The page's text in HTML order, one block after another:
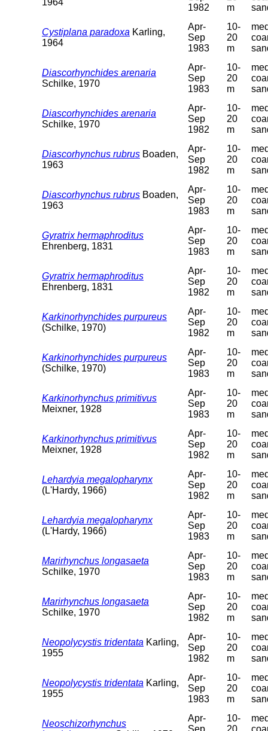
1964
1982
m
Cystiplana paradoxa Karling,
1964
Apr-
Sep
1983
10-
20
m
Diascorhynchides arenaria
Schilke, 1970
Apr-
Sep
1983
10-
20
m
Diascorhynchides arenaria
Schilke, 1970
Apr-
Sep
1982
10-
20
m
Diascorhynchus rubrus Boaden,
1963
Apr-
Sep
1982
10-
20
m
Diascorhynchus rubrus Boaden,
1963
Apr-
Sep
1983
10-
20
m
Gyratrix hermaphroditus
Ehrenberg, 1831
Apr-
Sep
1983
10-
20
m
Gyratrix hermaphroditus
Ehrenberg, 1831
Apr-
Sep
1982
10-
20
m
Karkinorhynchides purpureus
(Schilke, 1970)
Apr-
Sep
1982
10-
20
m
Karkinorhynchides purpureus
(Schilke, 1970)
Apr-
Sep
1983
10-
20
m
Karkinorhynchus primitivus
Meixner, 1928
Apr-
Sep
1983
10-
20
m
Karkinorhynchus primitivus
Meixner, 1928
Apr-
Sep
1982
10-
20
m
Lehardyia megalopharynx
(L'Hardy, 1966)
Apr-
Sep
1982
10-
20
m
Lehardyia megalopharynx
(L'Hardy, 1966)
Apr-
Sep
1983
10-
20
m
Marirhynchus longasaeta
Schilke, 1970
Apr-
Sep
1983
10-
20
m
Marirhynchus longasaeta
Schilke, 1970
Apr-
Sep
1982
10-
20
m
Neopolycystis tridentata Karling,
1955
Apr-
Sep
1982
10-
20
m
Neopolycystis tridentata Karling,
1955
Apr-
Sep
1983
10-
20
m
Neoschizorhynchus
Apr-
Sep
10-
20